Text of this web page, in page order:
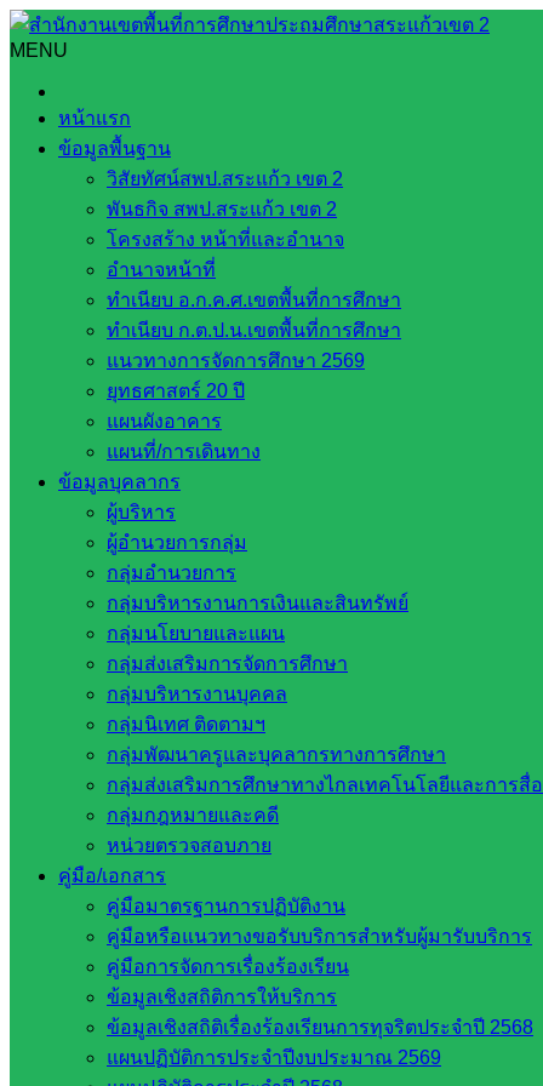
Skip
to
content
MENU
หน้าแรก
ข้อมูลพื้นฐาน
วิสัยทัศน์สพป.สระแก้ว เขต 2
พันธกิจ สพป.สระแก้ว เขต 2
โครงสร้าง หน้าที่และอำนาจ
อำนาจหน้าที่
ทำเนียบ อ.ก.ค.ศ.เขตพื้นที่การศึกษา
ทำเนียบ ก.ต.ป.น.เขตพื้นที่การศึกษา
แนวทางการจัดการศึกษา 2569
ยุทธศาสตร์ 20 ปี
แผนผังอาคาร
แผนที่/การเดินทาง
ข้อมูลบุคลากร
ผู้บริหาร
ผู้อำนวยการกลุ่ม
กลุ่มอำนวยการ
กลุ่มบริหารงานการเงินและสินทรัพย์
กลุ่มนโยบายและแผน
กลุ่มส่งเสริมการจัดการศึกษา
กลุ่มบริหารงานบุคคล
กลุ่มนิเทศ ติดตามฯ
กลุ่มพัฒนาครูและบุคลากรทางการศึกษา
กลุ่มส่งเสริมการศึกษาทางไกลเทคโนโลยีและการสื่
กลุ่มกฎหมายและคดี
หน่วยตรวจสอบภาย
คู่มือ/เอกสาร
คู่มือมาตรฐานการปฏิบัติงาน
คู่มือหรือแนวทางขอรับบริการสำหรับผู้มารับบริการ
คู่มือการจัดการเรื่องร้องเรียน
ข้อมูลเชิงสถิติการให้บริการ
ข้อมูลเชิงสถิติเรื่องร้องเรียนการทุจริตประจำปี 2568
แผนปฏิบัติการประจำปีงบประมาณ 2569
Search
การจัดการเรียนรู้เพื่อส่งเสริมพัฒนาการ 4 ด้าน ของเด็กปฐมวั
การจัดการเรียนรู้เพื่อส่งเสริมพัฒนาการ
กรกฎาคม 24, 2022 nangammittapab nangammittapab
วันอาทิตย์ที่ 24 กรกฎาคม 2565 นางนวลจันทร์ เตียวเจริญ ผู้อ
การ “เรื่อง การจัดการเรียนรู้เพื่อส่งเสริมพัฒนาการ 4 ด้าน ข
ประถมศึกษาสระแก้ว เขต 2 และศึกษาดูงานโรงเรียนปฐมวัยต้
: คณะครูปฐมวัยโรงเรียนบ้านนางามมิตรภาพที่ 131
เนื้อหาข่าว: นางสาวชฎาพร สายจันทร์
บรรณาธิการข่าว :นางดอก บัวเรืองเดช รองผู้อำนวยการโรงเรี
อำนวยการผลิต : นางนวลจันทร์ เตียวเจริญ ผู้อำนวยการโรงเรีย
Post Views: 380
nangammittapab nangammittapab